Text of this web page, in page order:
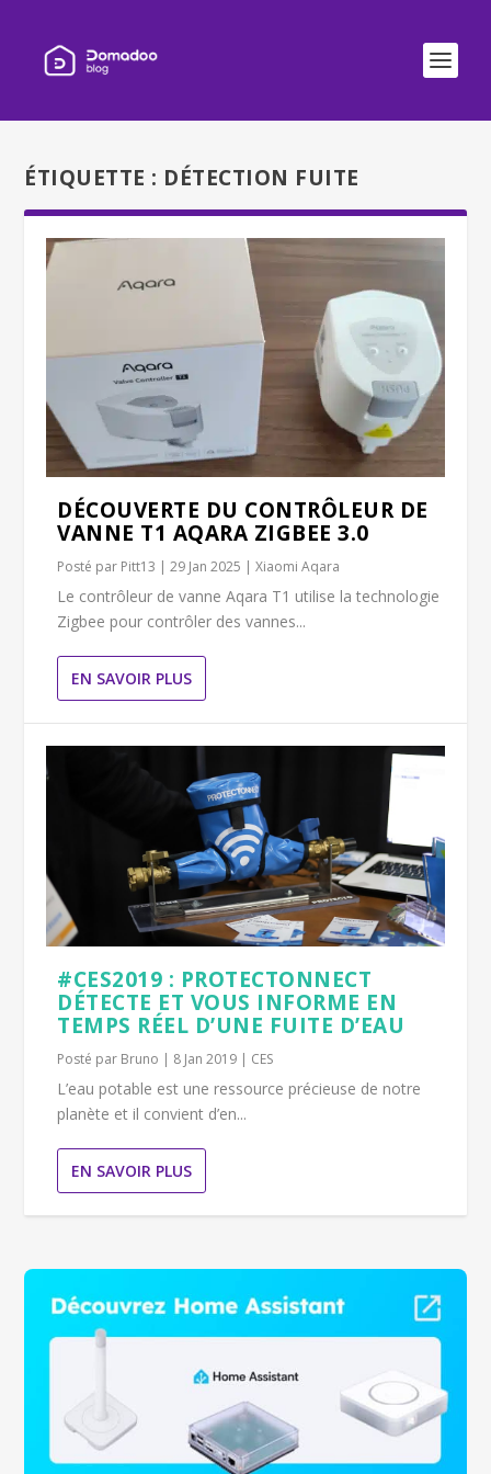
ÉTIQUETTE : DÉTECTION FUITE
DÉCOUVERTE DU CONTRÔLEUR DE
VANNE T1 AQARA ZIGBEE 3.0
Posté par Pitt13 |29 Jan 2025 |Xiaomi Aqara
Le contrôleur de vanne Aqara T1 utilise la technologie
Zigbee pour contrôler des vannes...
EN SAVOIR PLUS
#CES2019 : PROTECTONNECT
DÉTECTE ET VOUS INFORME EN
TEMPS RÉEL D’UNE FUITE D’EAU
Posté par Bruno | 8 Jan 2019 | CES
L’eau potable est une ressource précieuse de notre
planète et il convient d’en...
EN SAVOIR PLUS